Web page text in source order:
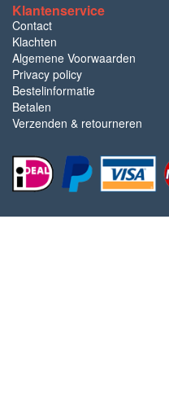
Klantenservice
Contact
Klachten
Algemene Voorwaarden
Privacy policy
Bestelinformatie
Betalen
Verzenden & retourneren